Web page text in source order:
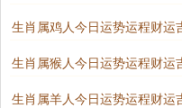
生肖属鸡人今日运势运程财运
生肖属猴人今日运势运程财运
生肖属羊人今日运势运程财运